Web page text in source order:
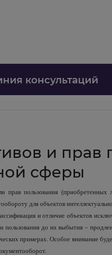
консультаций
и прав
сферы
прав пользования (приобретенных
для объектов
и отличие объектов
пользования до их выбытия –
примерах. Особое внимание